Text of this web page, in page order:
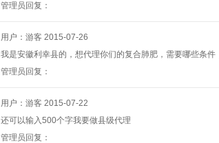
管理员回复：
用户：游客 2015-07-26
我是安徽利幸县的，想代理你们的复合肺肥，需要哪些条件
管理员回复：
用户：游客 2015-07-22
还可以输入500个字我要做县级代理
管理员回复：